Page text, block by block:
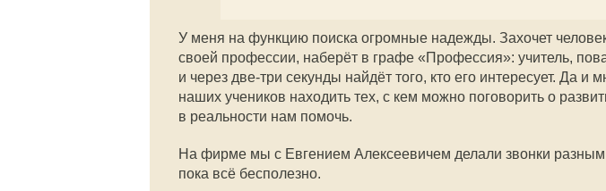
У меня на функцию поиска огромные надежды. Захочет
своей профессии, наберёт в графе «Профессия»: учитель,
и через две-три секунды найдёт того, кто его интересует. Да и
наших учеников находить тех, с кем можно поговорить о
в реальности нам помочь.
На фирме мы с Евгением Алексеевичем делали звонки
пока всё бесполезно.